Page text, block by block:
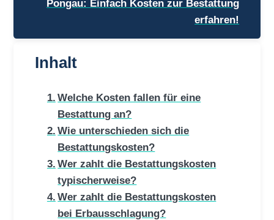
Pongau: Einfach Kosten zur Bestattung
erfahren!
Inhalt
Welche Kosten fallen für eine
Bestattung an?
Wie unterschieden sich die
Bestattungskosten?
Wer zahlt die Bestattungskosten
typischerweise?
Wer zahlt die Bestattungskosten
bei Erbausschlagung?